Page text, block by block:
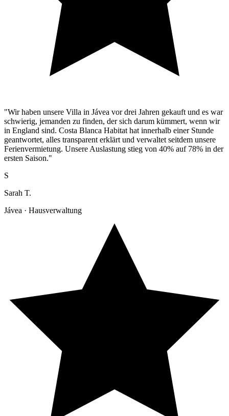
"Wir haben unsere Villa in Jávea vor drei Jahren gekauft und es war
schwierig, jemanden zu finden, der sich darum kümmert, wenn wir
in England sind. Costa Blanca Habitat hat innerhalb einer Stunde
geantwortet, alles transparent erklärt und verwaltet seitdem unsere
Ferienvermietung. Unsere Auslastung stieg von 40% auf 78% in der
ersten Saison."
S
Sarah T.
Jávea · Hausverwaltung